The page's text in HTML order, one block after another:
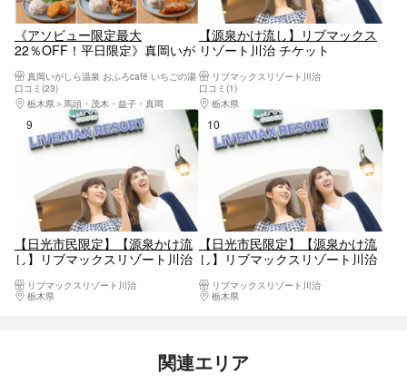
《アソビュー限定最大
22％OFF！平日限定》真岡いが
お得な食事付きパッケージプラ
ン
真岡いがしら温泉 おふろcafé いちごの湯
口コミ(23)
栃木県
馬頭・茂木・益子・真岡
【源泉かけ流し】リブマックス
リゾート川治 チケット
リブマックスリゾート川治
口コミ(1)
栃木県
9位
【日光市民限定】【源泉かけ流
し】リブマックスリゾート川治
リブマックスリゾート川治
栃木県
日光・霧降高原・奥日光・中禅寺湖・今市
10位
【日光市民限定】【源泉かけ流
し】リブマックスリゾート川治
ル）リブマックスリゾート川治
栃木県
関連エリア